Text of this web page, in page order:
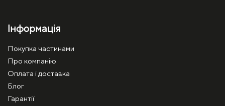
Інформація
Покупка частинами
Про компанію
Оплата і доставка
Блог
Гарантії